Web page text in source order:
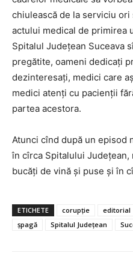
chiulească de la serviciu
actului medical de primirea
Spitalul Județean Suceava
pregătite, oameni dedicați
dezinteresați, medici care
medici atenți cu pacienții
partea acestora.
Atunci cînd după un episod
în cîrca Spitalului
bucăți de vină și puse și în
ETICHETE corupție editorial
șpagă
Spitalul Județean